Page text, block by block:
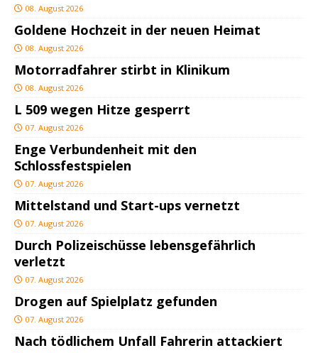
08. August 2026
Goldene Hochzeit in der neuen Heimat
08. August 2026
Motorradfahrer stirbt in Klinikum
08. August 2026
L 509 wegen Hitze gesperrt
07. August 2026
Enge Verbundenheit mit den
Schlossfestspielen
07. August 2026
Mittelstand und Start-ups vernetzt
07. August 2026
Durch Polizeischüsse lebensgefährlich
verletzt
07. August 2026
Drogen auf Spielplatz gefunden
07. August 2026
Nach tödlichem Unfall Fahrerin attackiert